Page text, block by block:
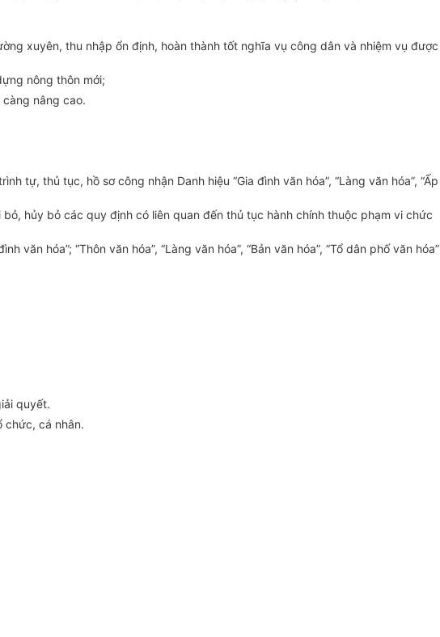
xuyên, thu nhập ổn định, hoàn thành tốt nghĩa vụ công dân và nhiệm vụ được
nông thôn mới;
nâng cao.
tự, thủ tục, hồ sơ công nhận Danh hiệu “Gia đình văn hóa”, “Làng văn hóa”, “Ấp
hủy bỏ các quy định có liên quan đến thủ tục hành chính thuộc phạm vi chức
hóa”; “Thôn văn hóa”, “Làng văn hóa”, “Bản văn hóa”, “Tổ dân phố văn hóa”
quyết.
chức, cá nhân.